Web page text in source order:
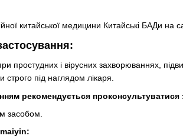
китайської медицини Китайські БАДи на
простудних і вірусних захворюваннях,
під наглядом лікаря.
рекомендується
засобом.